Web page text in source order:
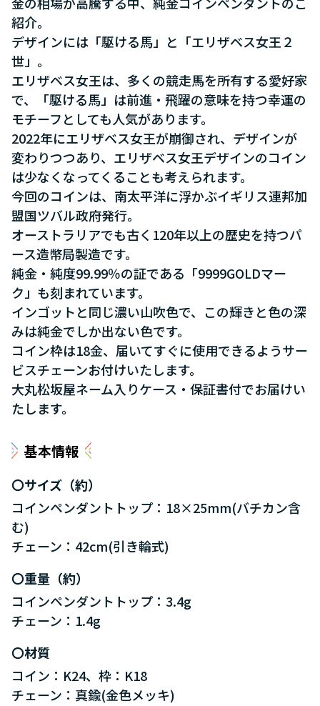
紹介。
デザインには「駆ける馬」と「エリザベス女王２
世」。
エリザベス女王は、多くの競走馬を所有する愛好家
で、「駆ける馬」は前進・飛躍の意味を持つ幸運の
モチーフとしても人気があります。
2022年にエリザベス女王が崩御され、デザインが
変わりつつあり、エリザベス女王デザインのコイン
は少なくなってくることも考えられます。
今回のコインは、南太平洋に浮かぶイギリス連邦加
盟国ツバル政府発行。
オーストラリアでも古く120年以上の歴史を持つパ
ース造幣局製造です。
純金・純度99.99％の証である「9999GOLDマー
ク」も刻まれています。
インゴットと同じ濃い山吹色で、この輝きと色の深
みは純金でしか出ない色です。
コイン枠は18金、届いてすぐに使用できるようサー
ビスチェーンお付けいたします。
大丸松坂屋ネーム入りケース・保証書付でお届けい
たします。
基本情報
サイズ（約）
コインペンダントトップ：18×25mm(バチカン含
む)
チェーン：42cm(引き輪式)
重量（約）
コインペンダントトップ：3.4g
チェーン：1.4g
材質
コイン：K24、枠：K18
チェーン：真鍮(金色メッキ)